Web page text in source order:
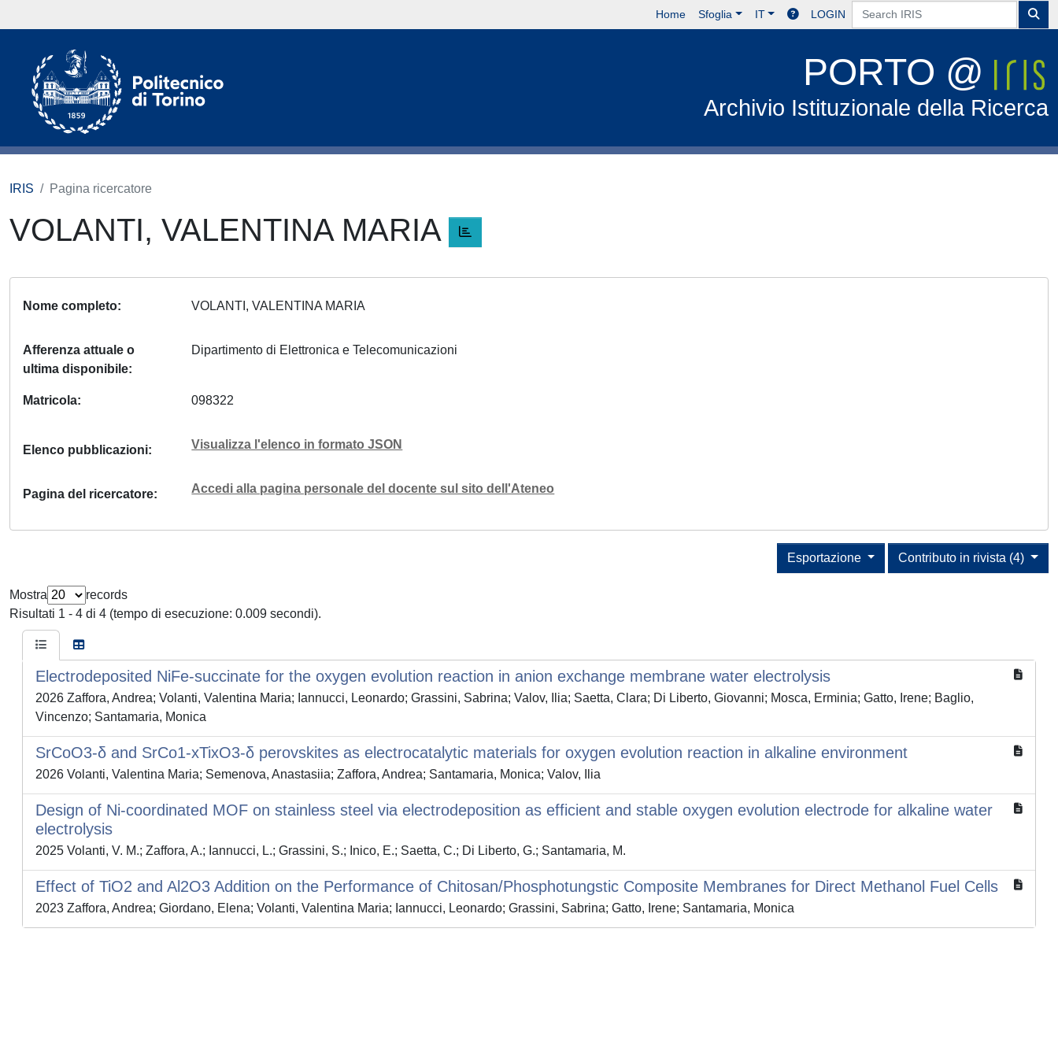
Home Sfoglia IT LOGIN
PORTO @
Archivio Istituzionale della Ricerca
IRIS Pagina ricercatore
VOLANTI, VALENTINA MARIA
Nome completo VOLANTI, VALENTINA MARIA
Afferenza attuale o
ultima disponibile
Dipartimento di Elettronica e Telecomunicazioni
Matricola 098322
Elenco pubblicazioni Visualizza l'elenco in formato JSON
Pagina del ricercatore Accedi alla pagina personale del docente sul sito dell'Ateneo
Contributo in rivista (4)
Esportazione
Mostra
records
Risultati 1 - 4 di 4 (tempo di esecuzione: 0.009 secondi).
Electrodeposited NiFe-succinate for the oxygen evolution reaction in anion exchange membrane water electrolysis
2026 Zaffora, Andrea; Volanti, Valentina Maria; Iannucci, Leonardo; Grassini, Sabrina; Valov, Ilia; Saetta, Clara; Di Liberto, Giovanni; Mosca, Erminia; Gatto, Irene; Baglio,
Vincenzo; Santamaria, Monica
SrCoO3-δ and SrCo1-xTixO3-δ perovskites as electrocatalytic materials for oxygen evolution reaction in alkaline environment
2026 Volanti, Valentina Maria; Semenova, Anastasiia; Zaffora, Andrea; Santamaria, Monica; Valov, Ilia
Design of Ni-coordinated MOF on stainless steel via electrodeposition as efficient and stable oxygen evolution electrode for alkaline water
electrolysis
2025 Volanti, V. M.; Zaffora, A.; Iannucci, L.; Grassini, S.; Inico, E.; Saetta, C.; Di Liberto, G.; Santamaria, M.
Effect of TiO2 and Al2O3 Addition on the Performance of Chitosan/Phosphotungstic Composite Membranes for Direct Methanol Fuel Cells
2023 Zaffora, Andrea; Giordano, Elena; Volanti, Valentina Maria; Iannucci, Leonardo; Grassini, Sabrina; Gatto, Irene; Santamaria, Monica